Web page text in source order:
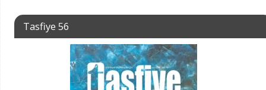
Tasfiye 56